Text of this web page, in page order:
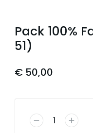
Pack 100%
51)
€ 50,00